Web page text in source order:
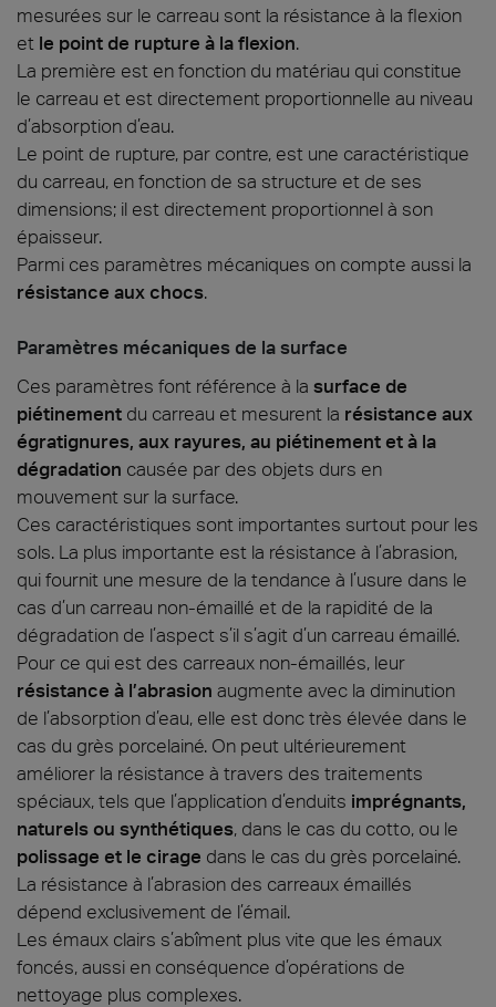
mesurées sur le carreau sont la résistance à la flexion
et le point de rupture à la flexion.
La première est en fonction du matériau qui constitue
le carreau et est directement proportionnelle au niveau
d’absorption d’eau.
Le point de rupture, par contre, est une caractéristique
du carreau, en fonction de sa structure et de ses
dimensions; il est directement proportionnel à son
épaisseur.
Parmi ces paramètres mécaniques on compte aussi la
résistance aux chocs.
Paramètres mécaniques de la surface
Ces paramètres font référence à la surface de
piétinement du carreau et mesurent la résistance aux
égratignures, aux rayures, au piétinement et à la
dégradation causée par des objets durs en
mouvement sur la surface.
Ces caractéristiques sont importantes surtout pour les
sols. La plus importante est la résistance à l’abrasion,
qui fournit une mesure de la tendance à l’usure dans le
cas d’un carreau non-émaillé et de la rapidité de la
dégradation de l’aspect s’il s’agit d’un carreau émaillé.
Pour ce qui est des carreaux non-émaillés, leur
résistance à l’abrasion augmente avec la diminution
de l’absorption d’eau, elle est donc très élevée dans le
cas du grès porcelainé. On peut ultérieurement
améliorer la résistance à travers des traitements
spéciaux, tels que l’application d’enduits imprégnants,
naturels ou synthétiques, dans le cas du cotto, ou le
polissage et le cirage dans le cas du grès porcelainé.
La résistance à l’abrasion des carreaux émaillés
dépend exclusivement de l’émail.
Les émaux clairs s’abîment plus vite que les émaux
foncés, aussi en conséquence d’opérations de
nettoyage plus complexes.